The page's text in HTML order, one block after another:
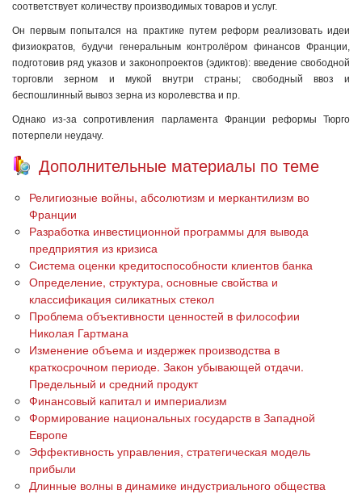
соответствует количеству производимых товаров и услуг.
Он первым попытался на практике путем реформ реализовать идеи
физиократов, будучи генеральным контролёром финансов Франции,
подготовив ряд указов и законопроектов (эдиктов): введение свободной
торговли зерном и мукой внутри страны; свободный ввоз и
беспошлинный вывоз зерна из королевства и пр.
Однако из-за сопротивления парламента Франции реформы Тюрго
потерпели неудачу.
Дополнительные материалы по теме
Религиозные войны, абсолютизм и меркантилизм во
Франции
Разработка инвестиционной программы для вывода
предприятия из кризиса
Система оценки кредитоспособности клиентов банка
Определение, структура, основные свойства и
классификация силикатных стекол
Проблема объективности ценностей в философии
Николая Гартмана
Изменение объема и издержек производства в
краткосрочном периоде. Закон убывающей отдачи.
Предельный и средний продукт
Финансовый капитал и империализм
Формирование национальных государств в Западной
Европе
Эффективность управления, стратегическая модель
прибыли
Длинные волны в динамике индустриального общества